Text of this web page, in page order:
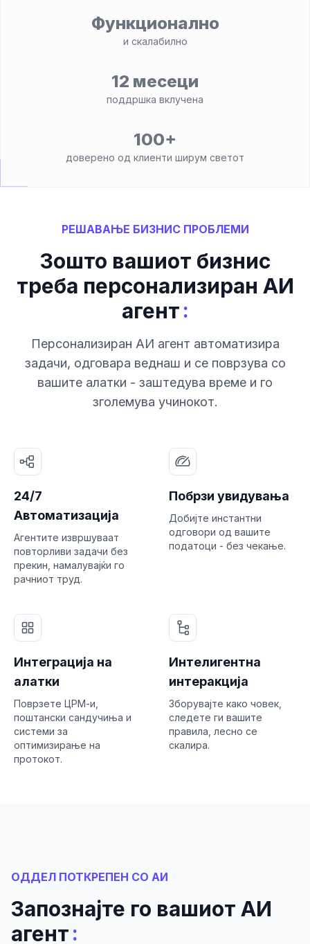
Функционално
и скалабилно
12 месеци
поддршка вклучена
100+
доверено од клиенти ширум светот
РЕШАВАЊЕ БИЗНИС ПРОБЛЕМИ
Зошто вашиот бизнис
треба персонализиран АИ
агент:
Персонализиран АИ агент автоматизира
задачи, одговара веднаш и се поврзува со
вашите алатки - заштедува време и го
зголемува учинокот.
24/7
Автоматизација
Агентите извршуваат
повторливи задачи без
прекин, намалувајќи го
рачниот труд.
Побрзи увидувања
Добијте инстантни
одговори од вашите
податоци - без чекање.
Интеграција на
алатки
Поврзете ЦРМ-и,
поштански сандучиња и
системи за
оптимизирање на
протокот.
Интелигентна
интеракција
Зборувајте како човек,
следете ги вашите
правила, лесно се
скалира.
ОДДЕЛ ПОТКРЕПЕН СО АИ
Запознајте го вашиот АИ
агент: